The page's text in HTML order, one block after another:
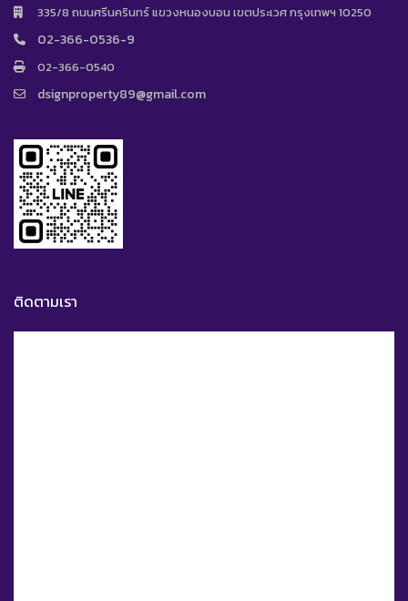
335/8 ถนนศรีนครินทร์ แขวงหนองบอน เขตประเวศ กรุงเทพฯ 10250
02-366-0536-9
02-366-0540
dsignproperty89@gmail.com
ติดตามเรา